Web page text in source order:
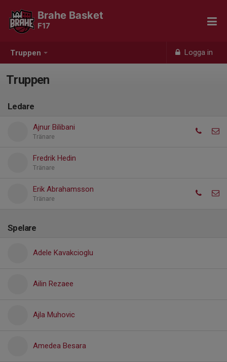
Truppen Logga in
Brahe Basket
F17
Truppen
Ledare
Ajnur Bilibani
Tränare
Fredrik Hedin
Tränare
Erik Abrahamsson
Tränare
Spelare
Adele Kavakcioglu
Ailin Rezaee
Ajla Muhovic
Amedea Besara